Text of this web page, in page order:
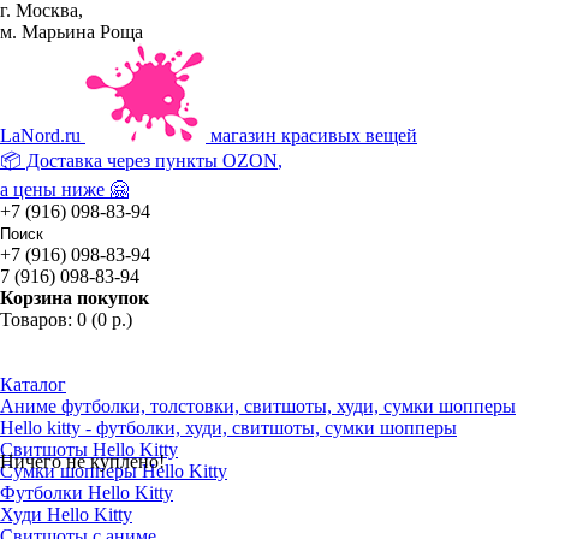
г. Москва,
м. Марьина Роща
LaNord.ru
магазин красивых вещей
📦 Доставка через пункты OZON,
а цены ниже 🤗
+7 (916) 098-83-94
+7 (916) 098-83-94
7 (916) 098-83-94
Корзина покупок
Товаров: 0 (0 р.)
Ничего не куплено!
Каталог
Аниме футболки, толстовки, свитшоты, худи, сумки шопперы
Hello kitty - футболки, худи, свитшоты, сумки шопперы
Свитшоты Hello Kitty
Сумки шопперы Hello Kitty
Футболки Hello Kitty
Худи Hello Kitty